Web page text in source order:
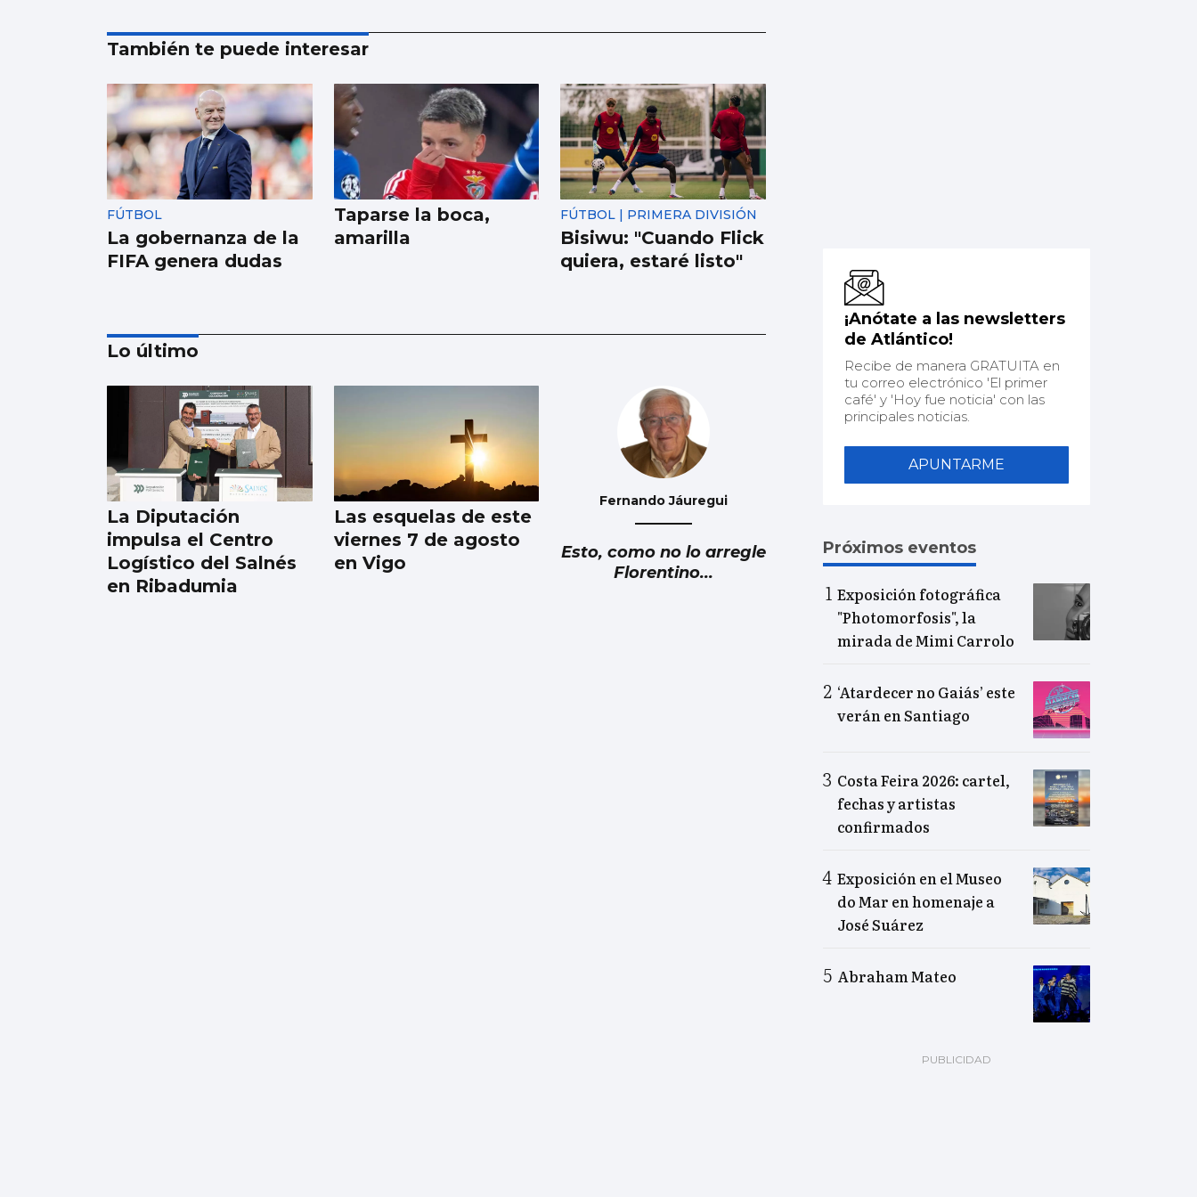
También te puede interesar
FÚTBOL
La gobernanza de la
FIFA genera dudas
Taparse la boca,
amarilla
FÚTBOL | PRIMERA DIVISIÓN
Bisiwu: "Cuando Flick
quiera, estaré listo"
NATACIÓN ARTÍSTICA
Iris Tió consigue la
medalla de oro en
solo técnico del
Europeo de París
Lo último
La Diputación
impulsa el Centro
Logístico del Salnés
en Ribadumia
Las esquelas de este
viernes 7 de agosto
en Vigo
Fernando Jáuregui
Esto, como no lo arregle
Florentino...
¡Anótate a las newsletters
de Atlántico!
Recibe de manera GRATUITA en
tu correo electrónico 'El primer
café' y 'Hoy fue noticia' con las
principales noticias.
APUNTARME
Próximos eventos
Exposición fotográfica
"Photomorfosis", la
mirada de Mimi Carrolo
‘Atardecer no Gaiás’ este
verán en Santiago
Costa Feira 2026: cartel,
fechas y artistas
confirmados
Exposición en el Museo
do Mar en homenaje a
José Suárez
Abraham Mateo